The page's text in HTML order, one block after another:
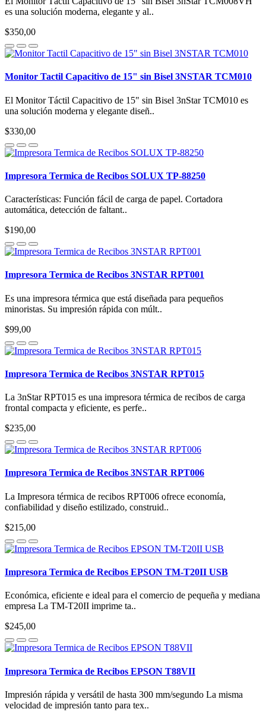
es una solución moderna, elegante y al..
$350,00
Monitor Tactil Capacitivo de 15" sin Bisel 3NSTAR TCM010
El Monitor Táctil Capacitivo de 15" sin Bisel 3nStar TCM010 es
una solución moderna y elegante diseñ..
$330,00
Impresora Termica de Recibos SOLUX TP-88250
Características: Función fácil de carga de papel. Cortadora
automática, detección de faltant..
$190,00
Impresora Termica de Recibos 3NSTAR RPT001
Es una impresora térmica que está diseñada para pequeños
minoristas. Su impresión rápida con múlt..
$99,00
Impresora Termica de Recibos 3NSTAR RPT015
La 3nStar RPT015 es una impresora térmica de recibos de carga
frontal compacta y eficiente, es perfe..
$235,00
Impresora Termica de Recibos 3NSTAR RPT006
La Impresora térmica de recibos RPT006 ofrece economía,
confiabilidad y diseño estilizado, construid..
$215,00
Impresora Termica de Recibos EPSON TM-T20II USB
Económica, eficiente e ideal para el comercio de pequeña y mediana
empresa La TM-T20II imprime ta..
$245,00
Impresora Termica de Recibos EPSON T88VII
Impresión rápida y versátil de hasta 300 mm/segundo La misma
velocidad de impresión tanto para tex..